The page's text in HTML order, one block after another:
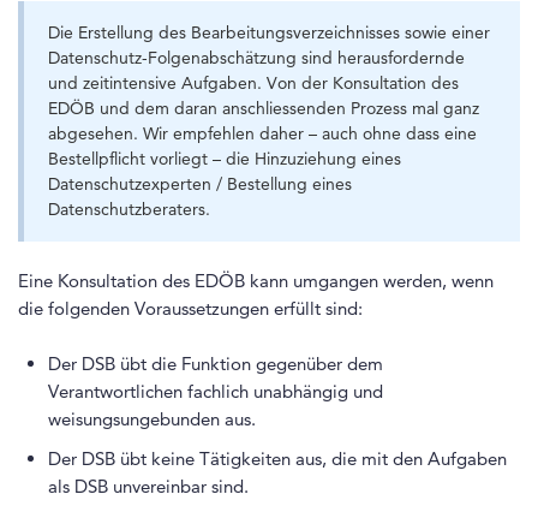
Die Erstellung des Bearbeitungsverzeichnisses sowie einer
Datenschutz-Folgenabschätzung sind herausfordernde
und zeitintensive Aufgaben. Von der Konsultation des
EDÖB und dem daran anschliessenden Prozess mal ganz
abgesehen. Wir empfehlen daher – auch ohne dass eine
Bestellpflicht vorliegt – die Hinzuziehung eines
Datenschutzexperten / Bestellung eines
Datenschutzberaters.
Eine Konsultation des EDÖB kann umgangen werden, wenn
die folgenden Voraussetzungen erfüllt sind:
Der DSB übt die Funktion gegenüber dem
Verantwortlichen fachlich unabhängig und
weisungsungebunden aus.
Der DSB übt keine Tätigkeiten aus, die mit den Aufgaben
als DSB unvereinbar sind.